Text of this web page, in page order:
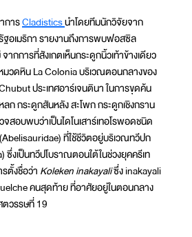
การCladisticsนำโดยทีมนักวิจัยจาก
ฐอเมริกา รายงานถึงการพบฟอสซิล
ากการที่สังเกตเห็นกระดูกนิ้วเท้าข้างเดียว
วดหิน La Colonia บริเวณตอนกลางของ
ประเทศอาร์เจนตินา ในการขุดค้น
ก กระดูกสันหลัง สะโพก กระดูกเชิงกราน
จสอบพบว่าเป็นไดโนเสาร์เทอโรพอดชนิด
(Abelisauridae) ที่ใช้ชีวิตอยู่บริเวณทวีปก
งเป็นทวีปโบราณตอนใต้ในช่วงยุคครีเท
ตั้งชื่อว่า Koleken inakayaliซึ่ง inakayali
คนสุดท้าย ที่อาศัยอยู่ในตอนกลาง
ตวรรษที่ 19